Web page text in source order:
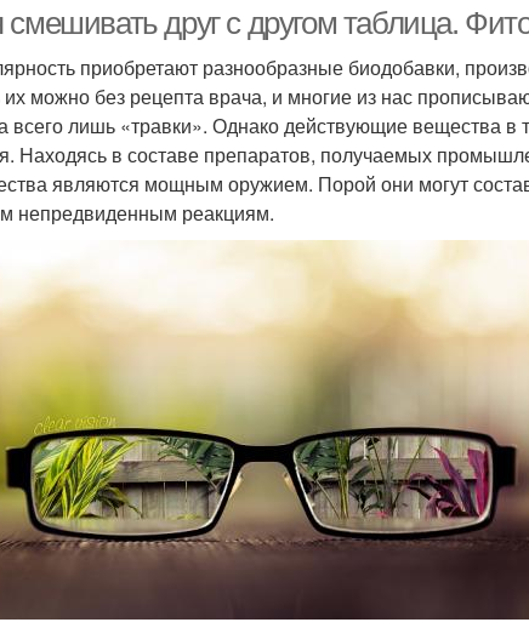
смешивать друг с другом таблица.
приобретают разнообразные биодобавки,
можно без рецепта врача, и многие из нас
всего лишь «травки». Однако действующие вещества в
Находясь в составе препаратов, получаемых
являются мощным оружием. Порой они могут
непредвиденным реакциям.